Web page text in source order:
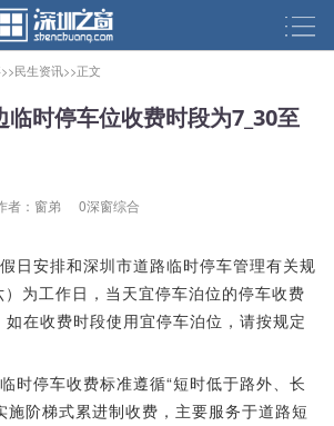
民生资讯>>正文
时停车位收费时段为7_30至
者：窗弟 0深窗综合
日安排和深圳市道路临时停车管理有关规
为工作日，当天宜停车泊位的停车收费
在收费时段使用宜停车泊位，请按规定
时停车收费标准遵循“短时低于路外、长
施阶梯式累进制收费，主要服务于道路短